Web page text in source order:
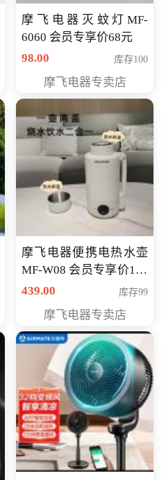
摩飞电器灭蚊灯MF-
6060 会员专享价68元
98.00
库存100
摩飞电器专卖店
摩飞电器便携电热水壶
MF-W08 会员专享价198
元
439.00 库存99
摩飞电器专卖店